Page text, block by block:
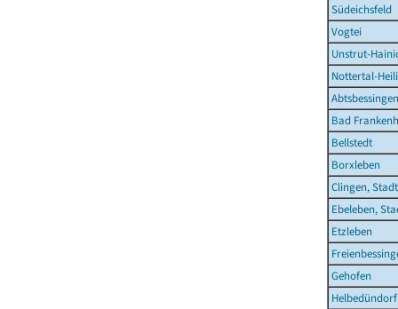
Südeichsfeld
Vogtei
Unstrut-
Nottertal-
Abtsbessingen
Bad
Bellstedt
Borxleben
Clingen, Stadt
Ebeleben,
Etzleben
Gehofen
Helbedündorf